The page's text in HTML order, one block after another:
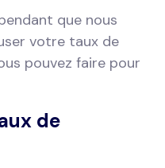
que nous
votre taux de
pouvez faire pour
de